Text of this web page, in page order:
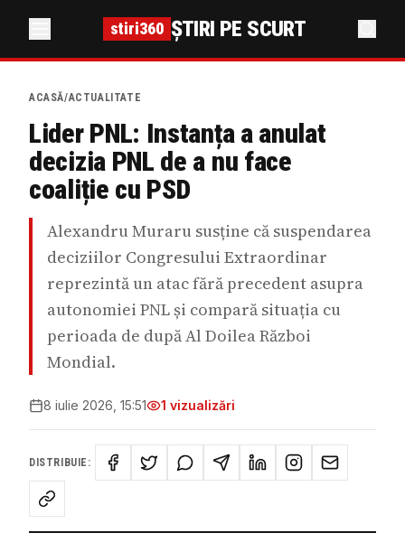
stiri360 ȘTIRI PE SCURT
ACASĂ/ACTUALITATE
Lider PNL: Instanța a anulat
decizia PNL de a nu face
coaliție cu PSD
Alexandru Muraru susține că suspendarea
deciziilor Congresului Extraordinar
reprezintă un atac fără precedent asupra
autonomiei PNL și compară situația cu
perioada de după Al Doilea Război
Mondial.
8 iulie 2026, 15:51 1 vizualizări
DISTRIBUIE: